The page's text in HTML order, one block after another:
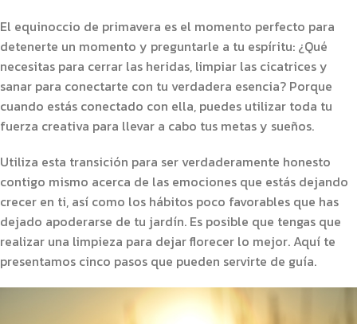
El equinoccio de primavera es el momento perfecto para
detenerte un momento y preguntarle a tu espíritu: ¿Qué
necesitas para cerrar las heridas, limpiar las cicatrices y
sanar para conectarte con tu verdadera esencia? Porque
cuando estás conectado con ella, puedes utilizar toda tu
fuerza creativa para llevar a cabo tus metas y sueños.
Utiliza esta transición para ser verdaderamente honesto
contigo mismo acerca de las emociones que estás dejando
crecer en ti, así como los hábitos poco favorables que has
dejado apoderarse de tu jardín. Es posible que tengas que
realizar una limpieza para dejar florecer lo mejor. Aquí te
presentamos cinco pasos que pueden servirte de guía.